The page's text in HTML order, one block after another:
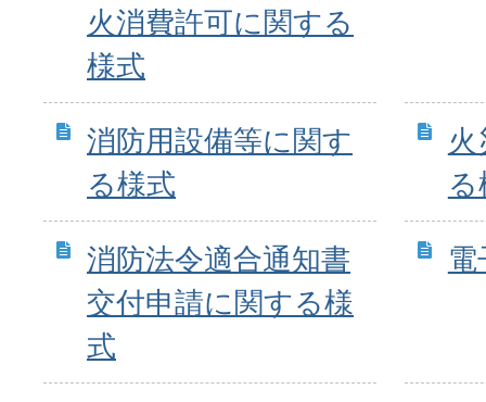
火消費許可に関する
様式
消防用設備等に関す
る様式
火
消防法令適合通知書
交付申請に関する様
式
電